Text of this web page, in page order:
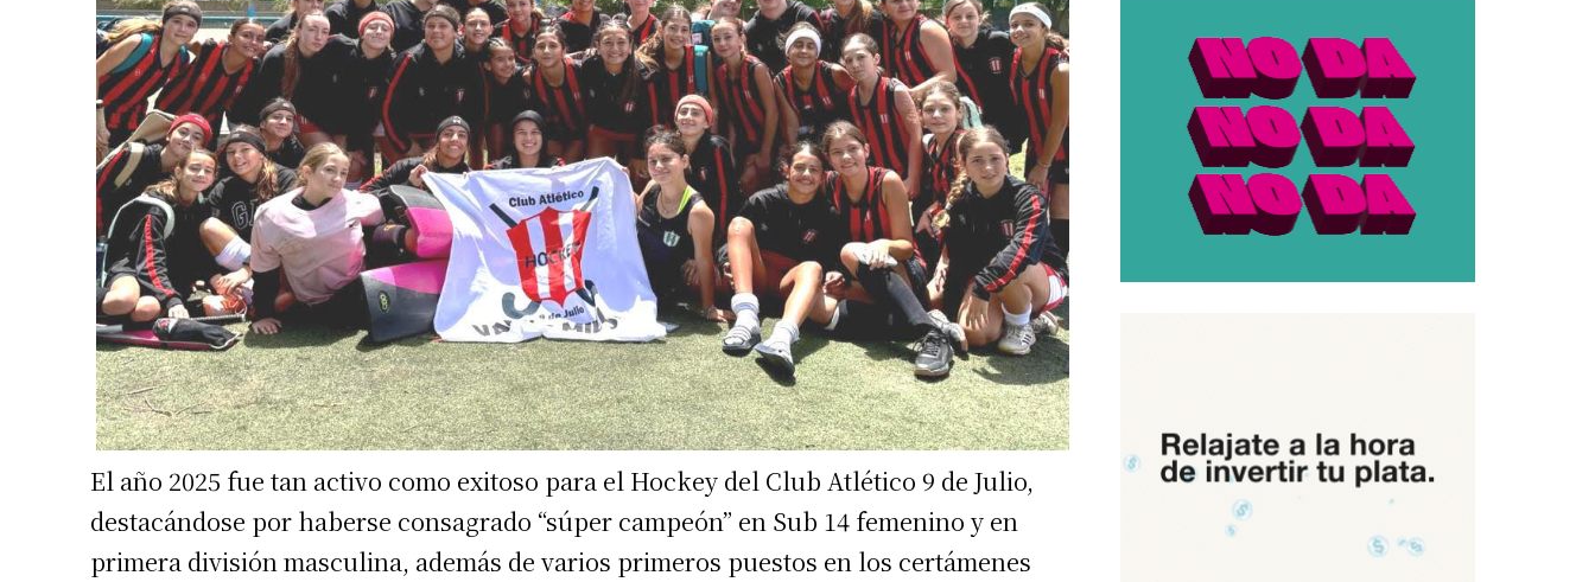
El año 2025 fue tan activo como exitoso para el Hockey del Club Atlético 9 de Julio,
destacándose por haberse consagrado “súper campeón” en Sub 14 femenino y en
primera división masculina, además de varios primeros puestos en los certámenes